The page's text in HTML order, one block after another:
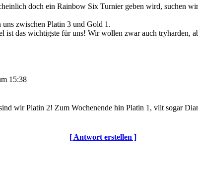
doch ein Rainbow Six Turnier geben wird, suchen
uns zwischen Platin 3 und Gold 1.
ist das wichtigste für uns! Wir wollen zwar auch tryharden,
15:38
wir Platin 2! Zum Wochenende hin Platin 1, vllt sogar
[ Antwort erstellen ]